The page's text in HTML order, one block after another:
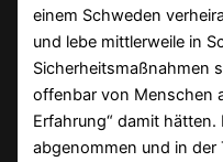
einem Schweden
und lebe mittlerweile in
Sicherheitsmaßnahmen
offenbar von Menschen
Erfahrung“ damit
abgenommen und in der